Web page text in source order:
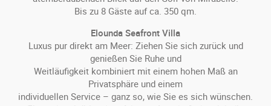
Bis zu 8 Gäste auf ca. 350 qm.
Elounda Seafront Villa
Luxus pur direkt am Meer: Ziehen Sie sich zurück und
genießen Sie Ruhe und
Weitläufigkeit kombiniert mit einem hohen Maß an
Privatsphäre und einem
individuellen Service – ganz so, wie Sie es sich wünschen.